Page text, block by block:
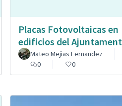
Placas Fotovoltaicas en
edificios del Ajuntament
Mateo Mejias Fernandez
0
0